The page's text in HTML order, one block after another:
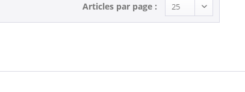
Articles par page :